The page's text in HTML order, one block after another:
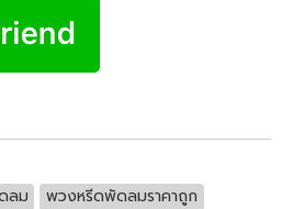
ลม
พวงหรีดพัดลมราคาถูก